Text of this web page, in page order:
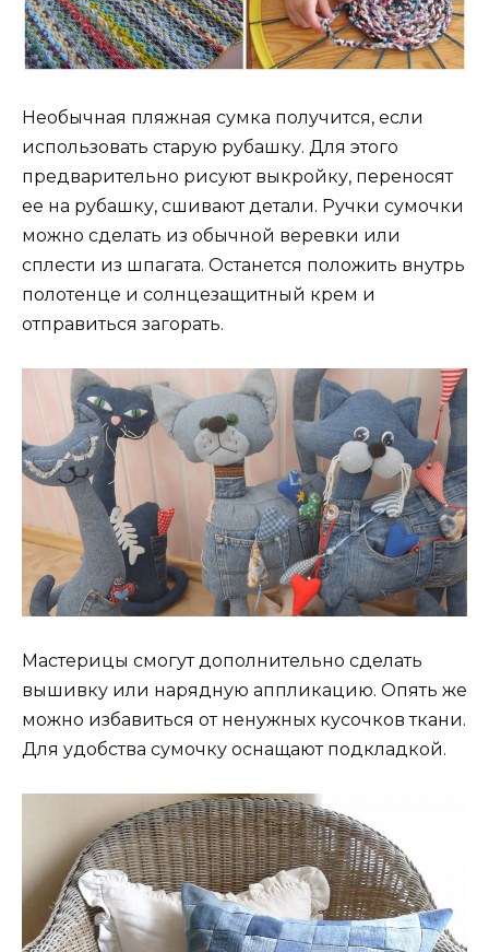
Необычная пляжная сумка получится, если
использовать старую рубашку. Для этого
предварительно рисуют выкройку, переносят
ее на рубашку, сшивают детали. Ручки сумочки
можно сделать из обычной веревки или
сплести из шпагата. Останется положить внутрь
полотенце и солнцезащитный крем и
отправиться загорать.
Мастерицы смогут дополнительно сделать
вышивку или нарядную аппликацию. Опять же
можно избавиться от ненужных кусочков ткани.
Для удобства сумочку оснащают подкладкой.